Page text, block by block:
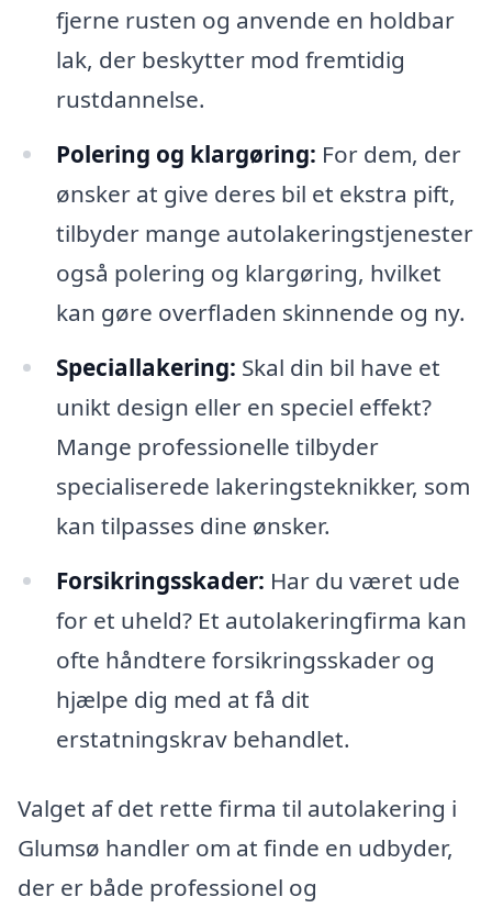
fjerne rusten og anvende en holdbar
lak, der beskytter mod fremtidig
rustdannelse.
Polering og klargøring: For dem, der
ønsker at give deres bil et ekstra pift,
tilbyder mange autolakeringstjenester
også polering og klargøring, hvilket
kan gøre overfladen skinnende og ny.
Speciallakering: Skal din bil have et
unikt design eller en speciel effekt?
Mange professionelle tilbyder
specialiserede lakeringsteknikker, som
kan tilpasses dine ønsker.
Forsikringsskader: Har du været ude
for et uheld? Et autolakeringfirma kan
ofte håndtere forsikringsskader og
hjælpe dig med at få dit
erstatningskrav behandlet.
Valget af det rette firma til autolakering i
Glumsø handler om at finde en udbyder,
der er både professionel og